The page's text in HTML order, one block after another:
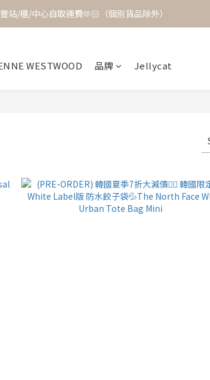
站/櫃/中心自取運費🫶🏻（個別貨品除外）
WESTWOOD 品牌 Jellycat